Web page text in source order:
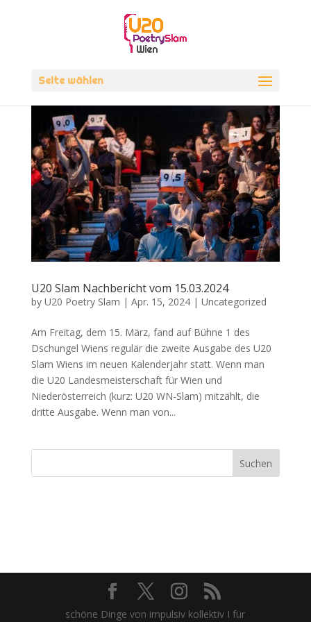
Seite wählen
U20 Slam Nachbericht vom 15.03.2024
by U20 Poetry Slam | Apr. 15, 2024| Uncategorized
Am Freitag, dem 15. März, fand auf Bühne 1 des
Dschungel Wiens regulär die zweite Ausgabe des U20
Slam Wiens im neuen Kalenderjahr statt. Wenn man
die U20 Landesmeisterschaft für Wien und
Niederösterreich (kurz: U20 WN-Slam) mitzählt, die
dritte Ausgabe. Wenn man von...
Suchen
schöne Dinge von impulsiv kollektiv I für